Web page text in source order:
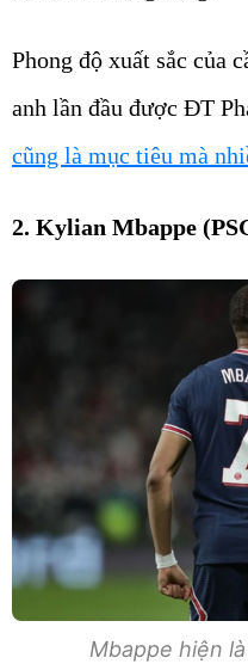
Phong độ xuất sắc của
anh lần đầu được ĐT
cũng là mục tiêu mà
2. Kylian Mbappe
Mbappe hiện